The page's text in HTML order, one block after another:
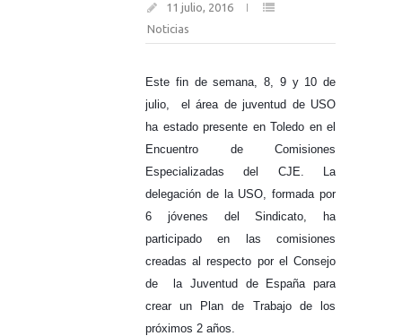
11 julio, 2016
Noticias
Este fin de semana, 8, 9 y 10 de
julio, el área de juventud de USO
ha estado presente en Toledo en el
Encuentro de Comisiones
Especializadas del CJE. La
delegación de la USO, formada por
6 jóvenes del Sindicato, ha
participado en las comisiones
creadas al respecto por el Consejo
de la Juventud de España para
crear un Plan de Trabajo de los
próximos 2 años.